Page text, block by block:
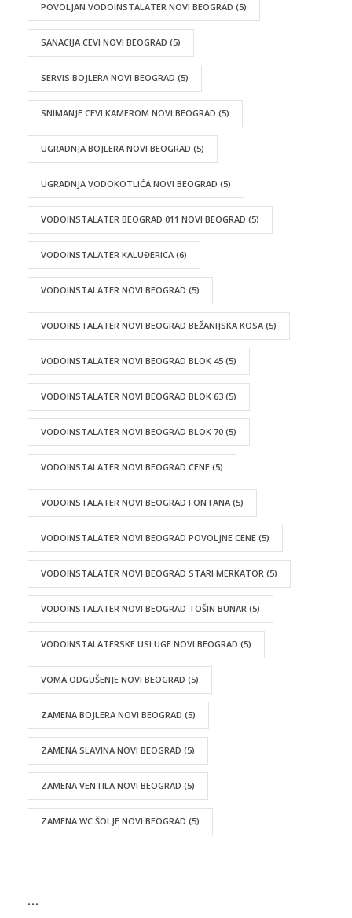
POVOLJAN VODOINSTALATER NOVI BEOGRAD (5)
SANACIJA CEVI NOVI BEOGRAD (5)
SERVIS BOJLERA NOVI BEOGRAD (5)
SNIMANJE CEVI KAMEROM NOVI BEOGRAD (5)
UGRADNJA BOJLERA NOVI BEOGRAD (5)
UGRADNJA VODOKOTLIĆA NOVI BEOGRAD (5)
VODOINSTALATER BEOGRAD 011 NOVI BEOGRAD (5)
VODOINSTALATER KALUĐERICA (6)
VODOINSTALATER NOVI BEOGRAD (5)
VODOINSTALATER NOVI BEOGRAD BEŽANIJSKA KOSA (5)
VODOINSTALATER NOVI BEOGRAD BLOK 45 (5)
VODOINSTALATER NOVI BEOGRAD BLOK 63 (5)
VODOINSTALATER NOVI BEOGRAD BLOK 70 (5)
VODOINSTALATER NOVI BEOGRAD CENE (5)
VODOINSTALATER NOVI BEOGRAD FONTANA (5)
VODOINSTALATER NOVI BEOGRAD POVOLJNE CENE (5)
VODOINSTALATER NOVI BEOGRAD STARI MERKATOR (5)
VODOINSTALATER NOVI BEOGRAD TOŠIN BUNAR (5)
VODOINSTALATERSKE USLUGE NOVI BEOGRAD (5)
VOMA ODGUŠENJE NOVI BEOGRAD (5)
ZAMENA BOJLERA NOVI BEOGRAD (5)
ZAMENA SLAVINA NOVI BEOGRAD (5)
ZAMENA VENTILA NOVI BEOGRAD (5)
ZAMENA WC ŠOLJE NOVI BEOGRAD (5)
…